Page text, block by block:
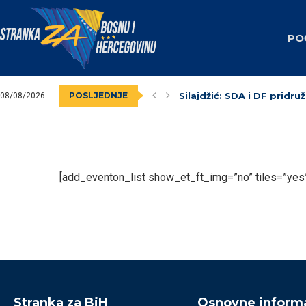
08/08/2026 POSLJEDNJE
Silajdžić: SDA i DF
SBiH: Dodik unaprijed
Nedim Krndžija
Stranka za BiH obilježila
Federalni revizori 2023.
Unsko-sanski kanton:
Livno: Održana izborna
Izabrano kantonalno
Dva vijećnika u
[add_eventon_list show_et_ft_img=”no”
Stranka za BiH Osnovne